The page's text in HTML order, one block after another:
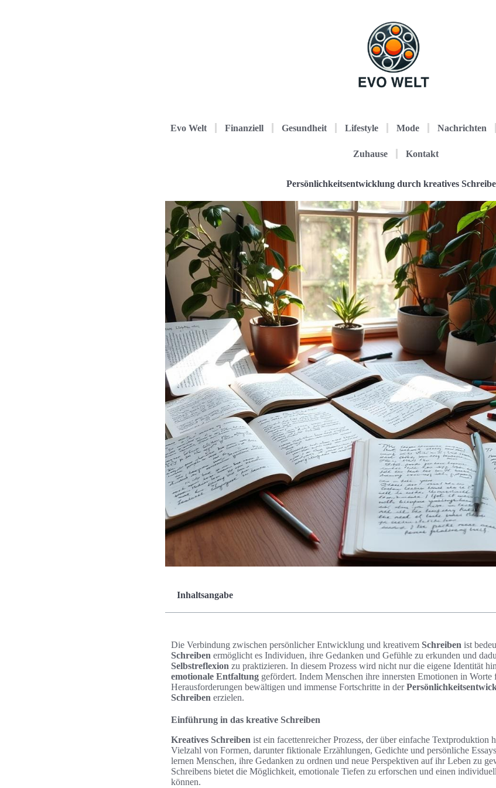
Evo Welt Finanziell Gesundheit Lifestyle Mode Nachrichten
Zuhause Kontakt
Persönlichkeitsentwicklung durch kreatives
Inhaltsangabe
Die Verbindung zwischen persönlicher Entwicklung und kreativem Schreiben ist
Schreiben ermöglicht es Individuen, ihre Gedanken und Gefühle zu erkunden und
Selbstreflexion zu praktizieren. In diesem Prozess wird nicht nur die eigene Identität
emotionale Entfaltung gefördert. Indem Menschen ihre innersten Emotionen in Worte
Herausforderungen bewältigen und immense Fortschritte in der
Schreiben erzielen.
Einführung in das kreative Schreiben
Kreatives Schreiben ist ein facettenreicher Prozess, der über einfache Textproduktion
Vielzahl von Formen, darunter fiktionale Erzählungen, Gedichte und persönliche
lernen Menschen, ihre Gedanken zu ordnen und neue Perspektiven auf ihr Leben zu
Schreibens bietet die Möglichkeit, emotionale Tiefen zu erforschen und einen
können.